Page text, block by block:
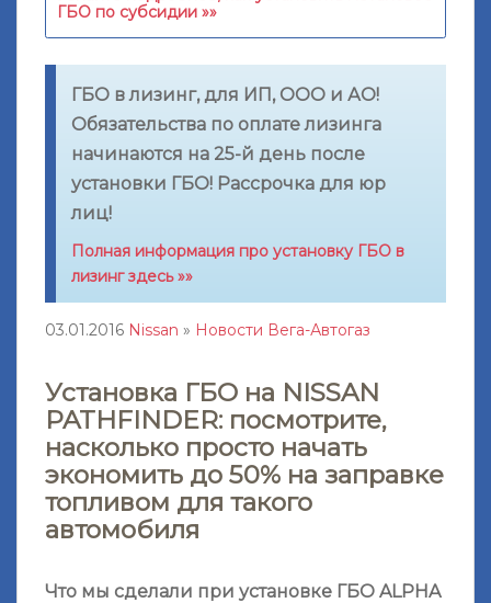
ГБО по субсидии »»
ГБО в лизинг, для ИП, ООО и АО!
Обязательства по оплате лизинга
начинаются на 25-й день после
установки ГБО! Рассрочка для юр
лиц!
Полная информация про установку ГБО в
лизинг здесь »»
03.01.2016 Nissan » Новости Вега-Автогаз
Установка ГБО на NISSAN
PATHFINDER: посмотрите,
насколько просто начать
экономить до 50% на заправке
топливом для такого
автомобиля
Что мы сделали при установке ГБО ALPHA